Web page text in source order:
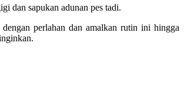
dan sapukan adunan pes tadi.
perlahan dan amalkan rutin ini hingga